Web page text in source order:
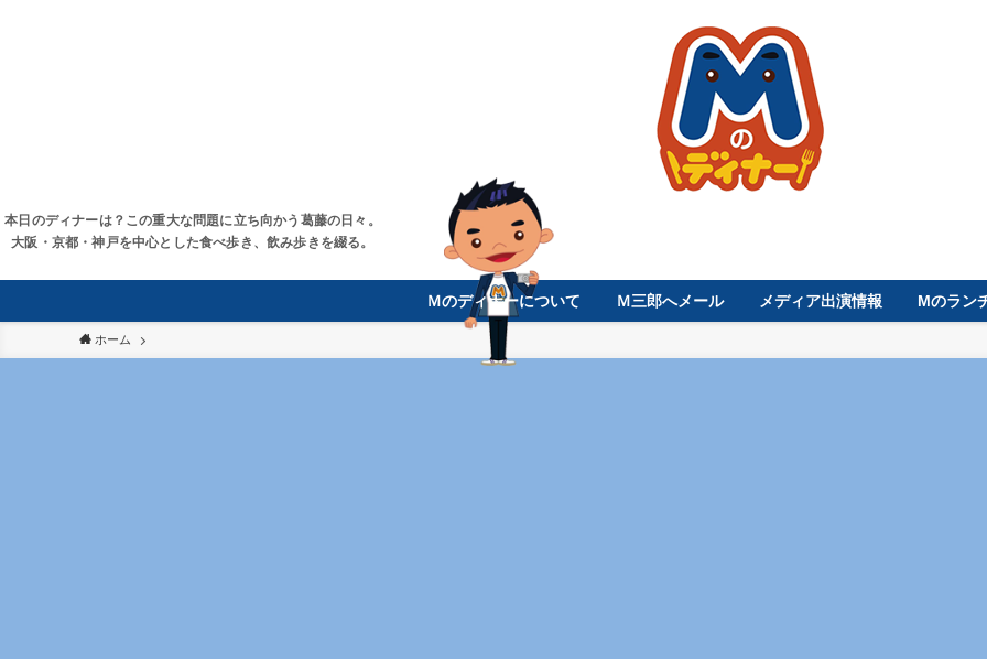
本日のディナーは？この重大な問題に立ち向かう葛藤の日々。
大阪・京都・神戸を中心とした食べ歩き、飲み歩きを綴る。
Ｍのディナーについて Ｍ三郎へメール メディア出演情報 Mのラン
ホーム